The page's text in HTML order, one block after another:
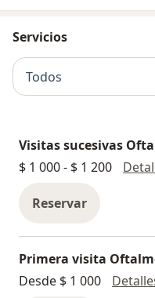
además de diversos
Servicios
Todos
Visitas sucesivas
$ 1 000 - $ 1 200
Reservar
Primera visita
Desde $ 1 000